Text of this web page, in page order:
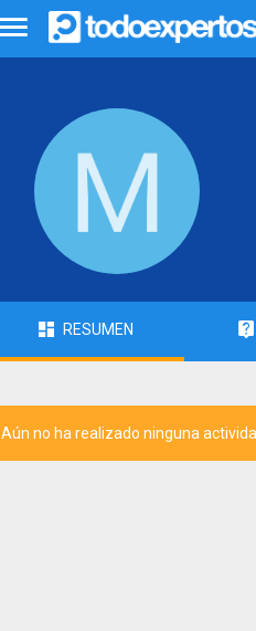
RESUMEN
Aún no ha realizado ninguna